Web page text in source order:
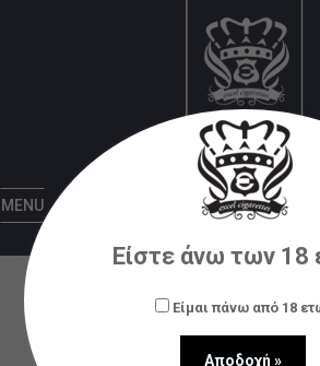
MENU
Υγρά αναπλήρωσης
Steam Train Old
Είστε άνω των 18
Είμαι πάνω από 18